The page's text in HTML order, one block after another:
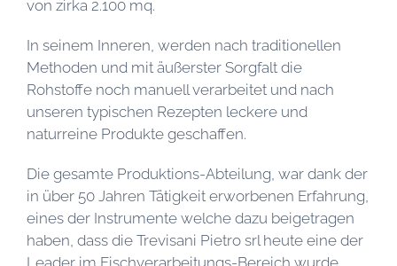
von zirka 2.100 mq.
In seinem Inneren, werden nach traditionellen
Methoden und mit äußerster Sorgfalt die
Rohstoffe noch manuell verarbeitet und nach
unseren typischen Rezepten leckere und
naturreine Produkte geschaffen.
Die gesamte Produktions-Abteilung, war dank der
in über 50 Jahren Tätigkeit erworbenen Erfahrung,
eines der Instrumente welche dazu beigetragen
haben, dass die Trevisani Pietro srl heute eine der
Leader im Fischverarbeitungs-Bereich wurde.